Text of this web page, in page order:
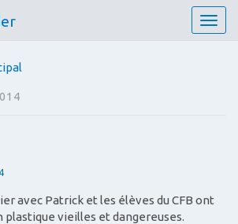
T
o
a
avec Patrick et les élèves du CFB ont
plastique vieilles et dangereuses.